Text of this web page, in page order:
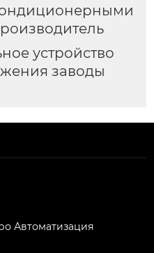
устройство
заводы
Автоматизация